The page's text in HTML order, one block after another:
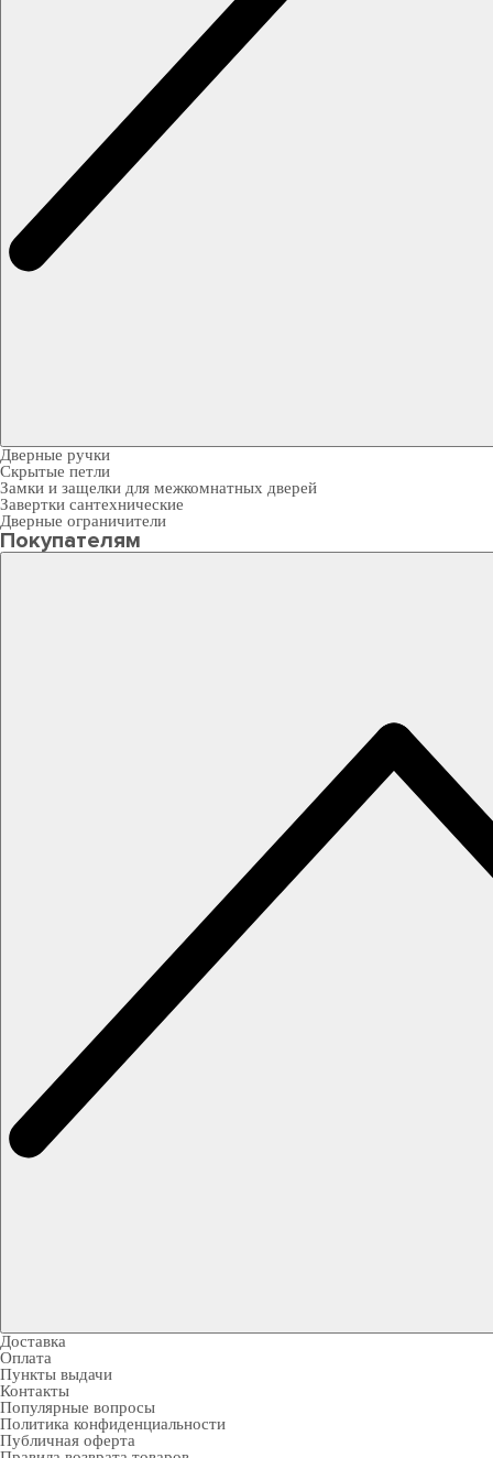
Дверные ручки
Скрытые петли
Замки и защелки для межкомнатных дверей
Завертки сантехнические
Дверные ограничители
Покупателям
Доставка
Оплата
Пункты выдачи
Контакты
Популярные вопросы
Политика конфиденциальности
Публичная оферта